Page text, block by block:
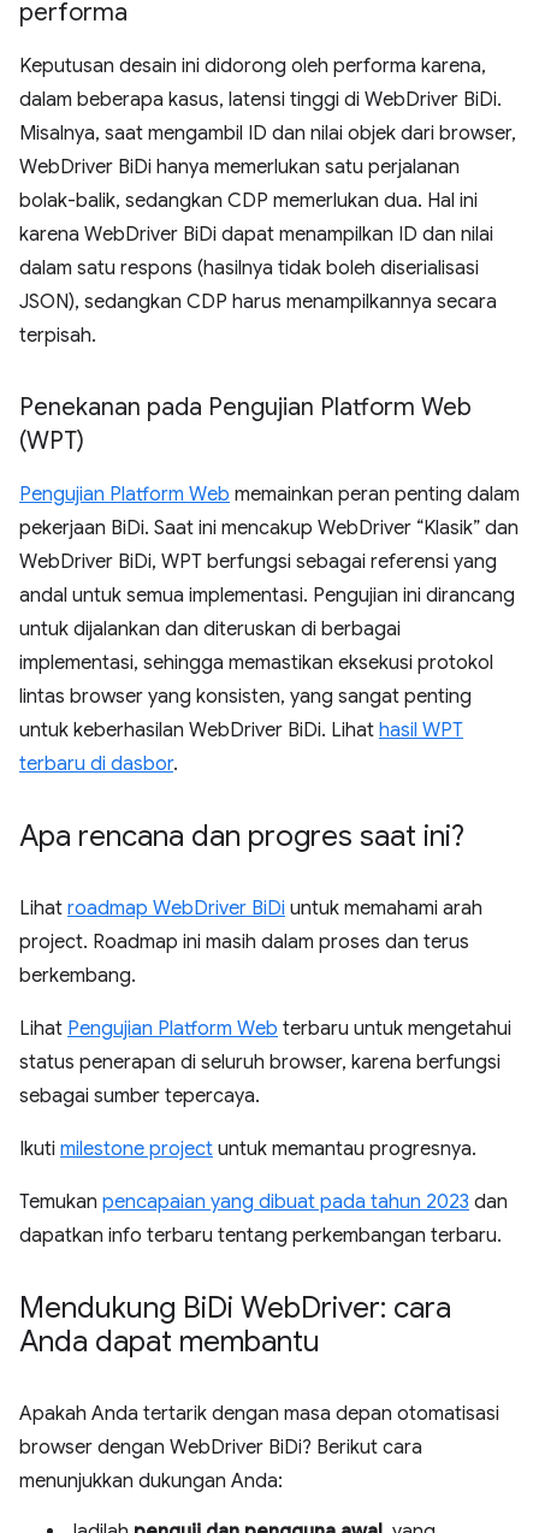
performa
Keputusan desain ini didorong oleh performa karena,
dalam beberapa kasus, latensi tinggi di WebDriver BiDi.
Misalnya, saat mengambil ID dan nilai objek dari browser,
WebDriver BiDi hanya memerlukan satu perjalanan
bolak-balik, sedangkan CDP memerlukan dua. Hal ini
karena WebDriver BiDi dapat menampilkan ID dan nilai
dalam satu respons (hasilnya tidak boleh diserialisasi
JSON), sedangkan CDP harus menampilkannya secara
terpisah.
Penekanan pada Pengujian Platform Web
(WPT)
Pengujian Platform Web memainkan peran penting dalam
pekerjaan BiDi. Saat ini mencakup WebDriver “Klasik” dan
WebDriver BiDi, WPT berfungsi sebagai referensi yang
andal untuk semua implementasi. Pengujian ini dirancang
untuk dijalankan dan diteruskan di berbagai
implementasi, sehingga memastikan eksekusi protokol
lintas browser yang konsisten, yang sangat penting
untuk keberhasilan WebDriver BiDi. Lihat hasil WPT
terbaru di dasbor.
Apa rencana dan progres saat ini?
Lihat roadmap WebDriver BiDi untuk memahami arah
project. Roadmap ini masih dalam proses dan terus
berkembang.
Lihat Pengujian Platform Web terbaru untuk mengetahui
status penerapan di seluruh browser, karena berfungsi
sebagai sumber tepercaya.
Ikuti milestone project untuk memantau progresnya.
Temukan pencapaian yang dibuat pada tahun 2023 dan
dapatkan info terbaru tentang perkembangan terbaru.
Mendukung BiDi WebDriver: cara
Anda dapat membantu
Apakah Anda tertarik dengan masa depan otomatisasi
browser dengan WebDriver BiDi? Berikut cara
menunjukkan dukungan Anda: